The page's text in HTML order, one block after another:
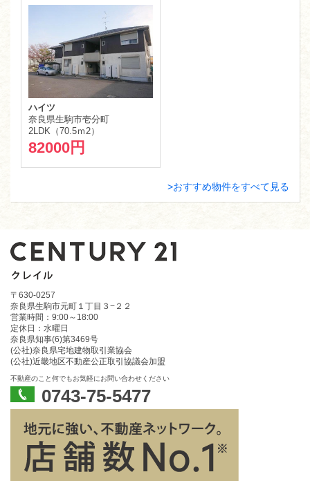
ハイツ
奈良県生駒市壱分町
2LDK（70.5ｍ 2）
82000円
おすすめ物件をすべて見る
〒630-0257
奈良県生駒市元町１丁目３−２２
営業時間：9:00～18:00
定休日：水曜日
奈良県知事(6)第3469号
(公社)奈良県宅地建物取引業協会
(公社)近畿地区不動産公正取引協議会加盟
不動産のこと何でもお気軽にお問い合わせください
0743-75-5477